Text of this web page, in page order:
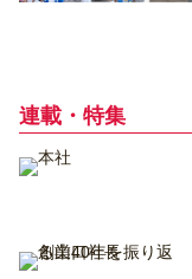
連載・特集